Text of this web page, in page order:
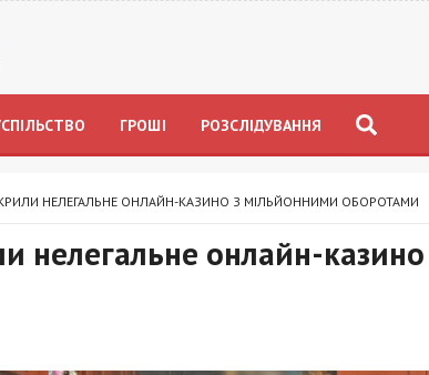
ГРОШІ РОЗСЛІДУВАННЯ
НЕЛЕГАЛЬНЕ ОНЛАЙН-КАЗИНО З МІЛЬЙОННИМИ ОБОРОТАМИ
нелегальне онлайн-